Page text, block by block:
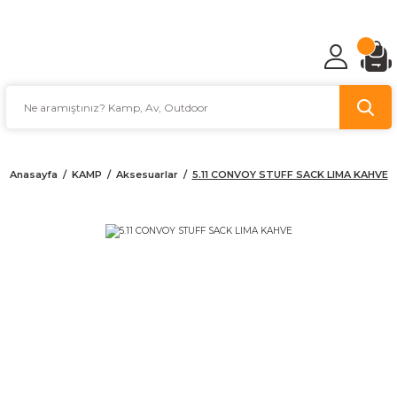
Anasayfa KAMP Aksesuarlar 5.11 CONVOY STUFF SACK LIMA KAHVE